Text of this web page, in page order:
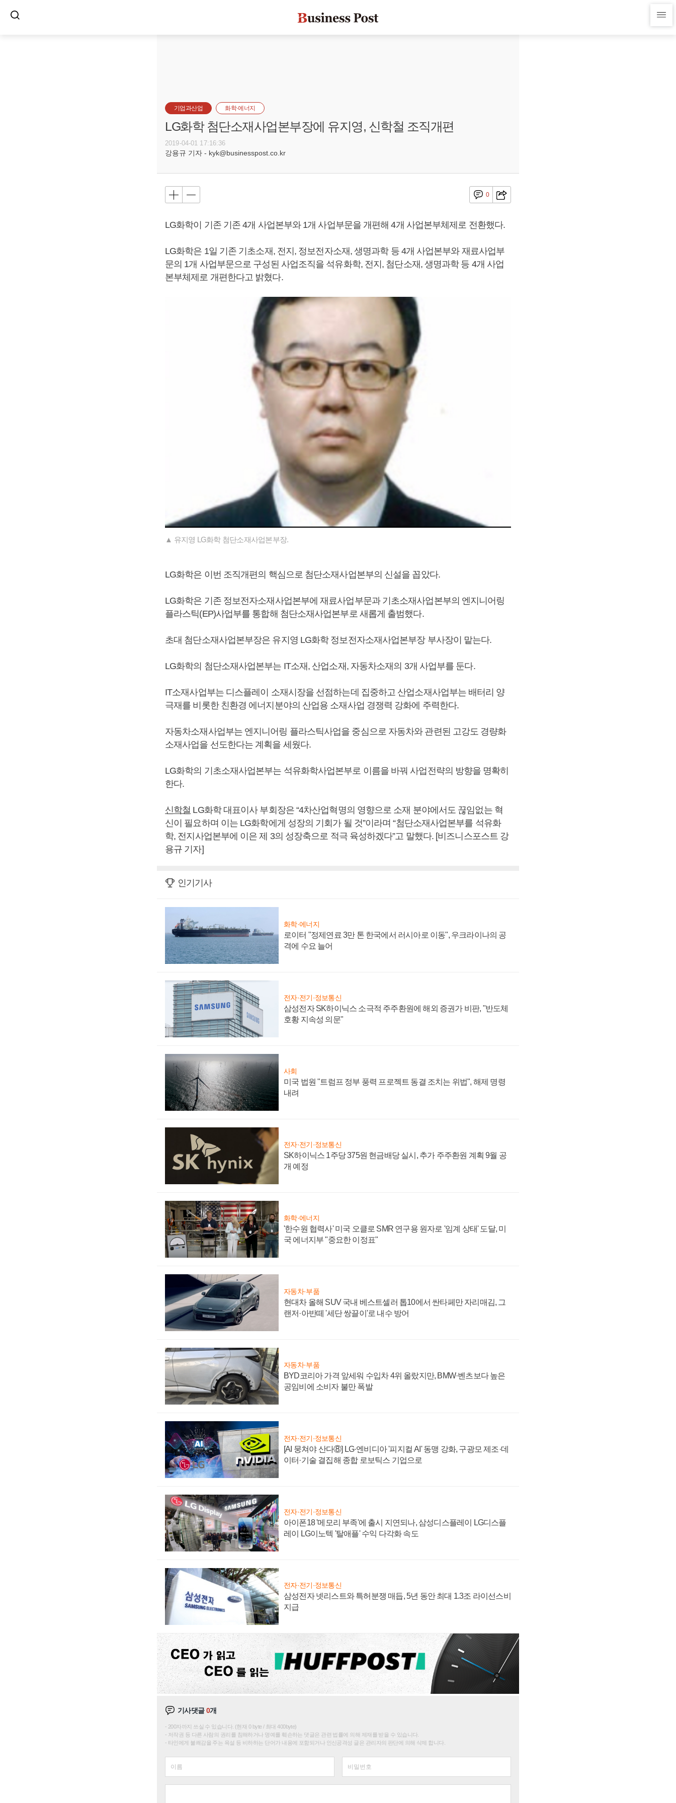
기업과산업 화학·에너지
LG화학 첨단소재사업본부장에 유지영, 신학철 조직개편
2019-04-01 17:16:36
강용규 기자 - kyk@businesspost.co.kr
0
LG화학이 기존 기존 4개 사업본부와 1개 사업부문을 개편해 4개 사업본부체제로 전환했다.
LG화학은 1일 기존 기초소재, 전지, 정보전자소재, 생명과학 등 4개 사업본부와 재료사업부
문의 1개 사업부문으로 구성된 사업조직을 석유화학, 전지, 첨단소재, 생명과학 등 4개 사업
본부체제로 개편한다고 밝혔다.
▲ 유지영 LG화학 첨단소재사업본부장.
LG화학은 이번 조직개편의 핵심으로 첨단소재사업본부의 신설을 꼽았다.
LG화학은 기존 정보전자소재사업본부에 재료사업부문과 기초소재사업본부의 엔지니어링
플라스틱(EP)사업부를 통합해 첨단소재사업본부로 새롭게 출범했다.
초대 첨단소재사업본부장은 유지영 LG화학 정보전자소재사업본부장 부사장이 맡는다.
LG화학의 첨단소재사업본부는 IT소재, 산업소재, 자동차소재의 3개 사업부를 둔다.
IT소재사업부는 디스플레이 소재시장을 선점하는데 집중하고 산업소재사업부는 배터리 양
극재를 비롯한 친환경 에너지분야의 산업용 소재사업 경쟁력 강화에 주력한다.
자동차소재사업부는 엔지니어링 플라스틱사업을 중심으로 자동차와 관련된 고강도 경량화
소재사업을 선도한다는 계획을 세웠다.
LG화학의 기초소재사업본부는 석유화학사업본부로 이름을 바꿔 사업전략의 방향을 명확히
한다.
신학철 LG화학 대표이사 부회장은 “4차산업혁명의 영향으로 소재 분야에서도 끊임없는 혁
신이 필요하며 이는 LG화학에게 성장의 기회가 될 것”이라며 “첨단소재사업본부를 석유화
학, 전지사업본부에 이은 제 3의 성장축으로 적극 육성하겠다”고 말했다. [비즈니스포스트 강
용규 기자]
인기기사
화학·에너지
로이터 "정제연료 3만 톤 한국에서 러시아로 이동", 우크라이나의 공
격에 수요 늘어
전자·전기·정보통신
삼성전자 SK하이닉스 소극적 주주환원에 해외 증권가 비판, "반도체
호황 지속성 의문"
사회
미국 법원 "트럼프 정부 풍력 프로젝트 동결 조치는 위법", 해제 명령
내려
전자·전기·정보통신
SK하이닉스 1주당 375원 현금배당 실시, 추가 주주환원 계획 9월 공
개 예정
화학·에너지
'한수원 협력사' 미국 오클로 SMR 연구용 원자로 '임계 상태' 도달, 미
국 에너지부 "중요한 이정표"
자동차·부품
현대차 올해 SUV 국내 베스트셀러 톱10에서 싼타페만 자리매김, 그
랜저·아반떼 '세단 쌍끌이'로 내수 방어
자동차·부품
BYD코리아 가격 앞세워 수입차 4위 올랐지만, BMW·벤츠보다 높은
공임비에 소비자 불만 폭발
전자·전기·정보통신
[AI 뭉쳐야 산다⑧] LG·엔비디아 '피지컬 AI' 동맹 강화, 구광모 제조·데
이터·기술 결집해 종합 로보틱스 기업으로
전자·전기·정보통신
아이폰18 '메모리 부족'에 출시 지연되나, 삼성디스플레이 LG디스플
레이 LG이노텍 '탈애플' 수익 다각화 속도
전자·전기·정보통신
삼성전자 넷리스트와 특허분쟁 매듭, 5년 동안 최대 1.3조 라이선스비
지급
기사댓글0개
200자까지 쓰실 수 있습니다. (현재 0 byte / 최대 400byte)
저작권 등 다른 사람의 권리를 침해하거나 명예를 훼손하는 댓글은 관련 법률에 의해 제재를 받을 수 있습니다.
타인에게 불쾌감을 주는 욕설 등 비하하는 단어가 내용에 포함되거나 인신공격성 글은 관리자의 판단에 의해 삭제 합니다.